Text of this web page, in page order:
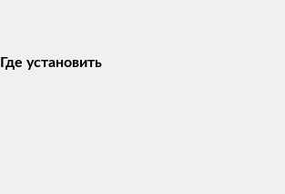
Где установить